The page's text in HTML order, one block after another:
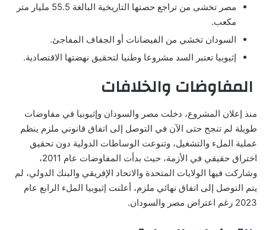
مصر تخشى من تراجع حصتها التاريخية البالغة 55.5 مليار متر
مكعب.
السودان تخشي من الفيضانات أو الجفاف المفاجئ.
إثيوبيا تعتبر السد مشروعا وطنيا لتحقيق نهضتها الاقتصادية.
المفاوضات والخلافات
منذ إعلان المشروع، دخلت مصر والسودان وإثيوبيا في مفاوضات
طويلة لم تنجح حتى الآن في التوصل إلى اتفاق قانوني ملزم ينظم
عملية الملء والتشغيل، وتنوعت الوساطات الدولية دون تحقيق
اختراق حقيقي في الأزمة، حيث بدأت المفاوضات عام 2011،
وشاركت فيها الولايات المتحدة والاتحاد الإفريقي والبنك الدولي، لم
يتم التوصل إلى اتفاق نهائي ملزم، أعلنت إثيوبيا الملء الرابع عام
2023 رغم اعتراض مصر والسودان.